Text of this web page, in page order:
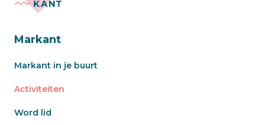
Markant
Markant in je buurt
Activiteiten
Word lid